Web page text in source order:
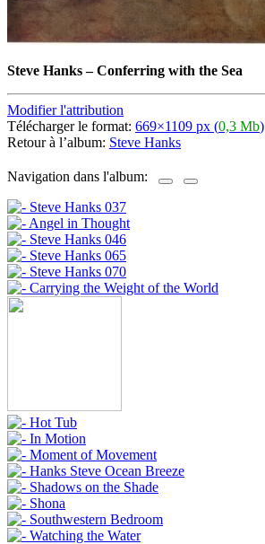
Steve Hanks–Conferring with the Sea
Modifier l'attribution
Télécharger le format: 669×1109 px (0,3 Mb)
Retour à l’album: Steve Hanks
Navigation dans l'album: